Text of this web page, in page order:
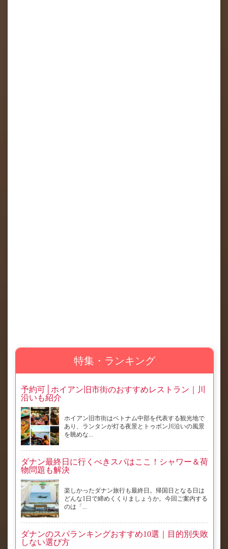
特集・ランキング
予約可│ホイアン旧市街のおすすめレストラン｜川
沿いも紹介
ホイアン旧市街はベトナム中部を代表する観光地で
あり、ランタンが灯る夜景とトゥボン川沿いの風景
を眺めな...
ダナン最終日に行くべきスパはここ！シャワー＆荷
物問題も解決
楽しかったダナン旅行も最終日。帰国日となる日は
どんな1日で締めくくりましょうか。今回ご案内する
のは「...
ダナンのスパランキングおすすめ10選｜目的別失敗
しない選び方